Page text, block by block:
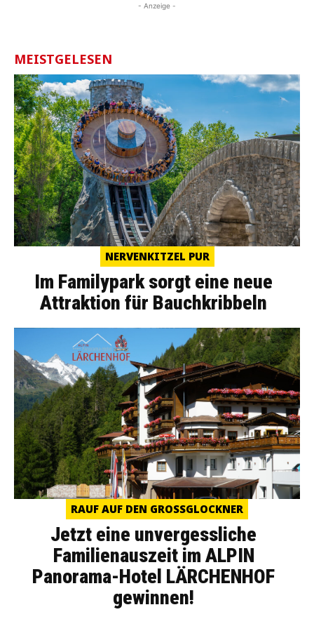
- Anzeige -
MEISTGELESEN
NERVENKITZEL PUR
Im Familypark sorgt eine neue
Attraktion für Bauchkribbeln
RAUF AUF DEN GROSSGLOCKNER
Jetzt eine unvergessliche
Familienauszeit im ALPIN
Panorama-Hotel LÄRCHENHOF
gewinnen!